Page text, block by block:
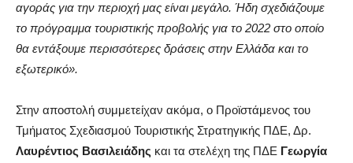
αγοράς για την περιοχή μας είναι μεγάλο. Ήδη σχεδιάζουμε
το πρόγραμμα τουριστικής προβολής για το 2022 στο οποίο
θα εντάξουμε περισσότερες δράσεις στην Ελλάδα και το
εξωτερικό».
Στην αποστολή συμμετείχαν ακόμα, ο Προϊστάμενος του
Τμήματος Σχεδιασμού Τουριστικής Στρατηγικής ΠΔΕ, Δρ.
Λαυρέντιος Βασιλειάδης και τα στελέχη της ΠΔΕ Γεωργία